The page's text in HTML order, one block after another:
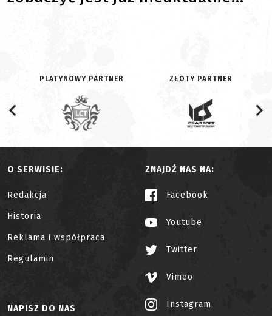
PLATYNOWY PARTNER ZŁOTY PARTNER
O SERWISIE:
Redakcja
Historia
Reklama i współpraca
Regulamin
ZNAJDŹ NAS NA:
Facebook
Youtube
Twitter
Vimeo
Instagram
NAPISZ DO NAS